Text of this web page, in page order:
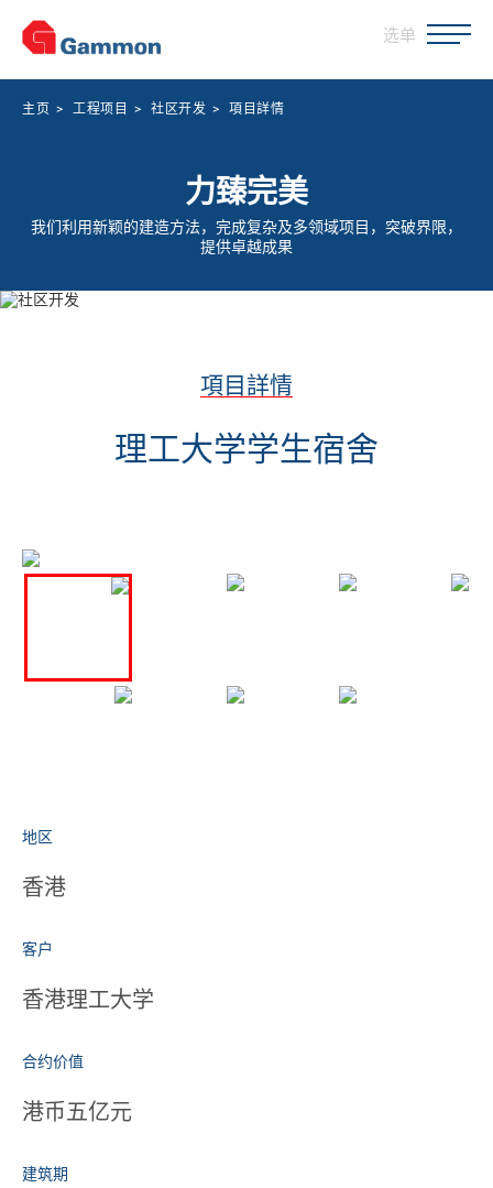
选单
主页 > 工程项目 > 社区开发 > 項目詳情
力臻完美
我们利用新颖的建造方法，完成复杂及多领域项目，突破界限，
提供卓越成果
項目詳情
理工大学学生宿舍
地区
香港
客户
香港理工大学
合约价值
港币五亿元
建筑期